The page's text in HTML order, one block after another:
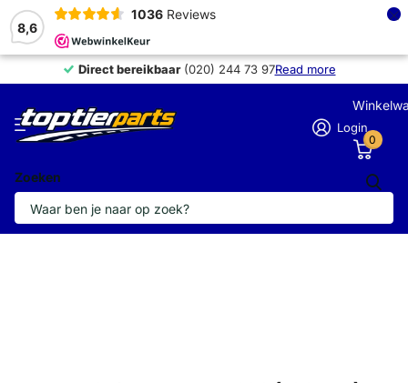
8,6
1036 Reviews ×
Direct bereikbaar(020) 244 73 97Read more
Direct bereikbaar
Zoeken
Login
0